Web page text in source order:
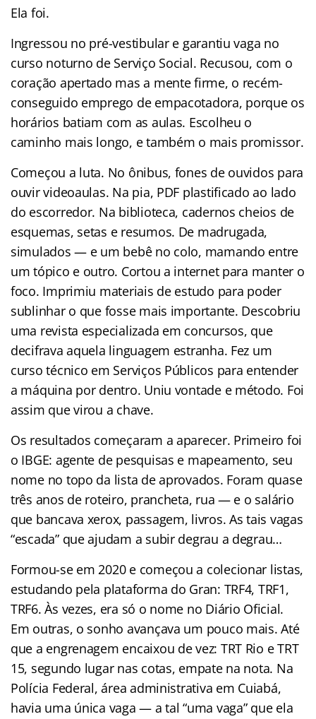
Ela foi.
Ingressou no pré-vestibular e garantiu vaga no
curso noturno de Serviço Social. Recusou, com o
coração apertado mas a mente firme, o recém-
conseguido emprego de empacotadora, porque os
horários batiam com as aulas. Escolheu o
caminho mais longo, e também o mais promissor.
Começou a luta. No ônibus, fones de ouvidos para
ouvir videoaulas. Na pia, PDF plastificado ao lado
do escorredor. Na biblioteca, cadernos cheios de
esquemas, setas e resumos. De madrugada,
simulados — e um bebê no colo, mamando entre
um tópico e outro. Cortou a internet para manter o
foco. Imprimiu materiais de estudo para poder
sublinhar o que fosse mais importante. Descobriu
uma revista especializada em concursos, que
decifrava aquela linguagem estranha. Fez um
curso técnico em Serviços Públicos para entender
a máquina por dentro. Uniu vontade e método. Foi
assim que virou a chave.
Os resultados começaram a aparecer. Primeiro foi
o IBGE: agente de pesquisas e mapeamento, seu
nome no topo da lista de aprovados. Foram quase
três anos de roteiro, prancheta, rua — e o salário
que bancava xerox, passagem, livros. As tais vagas
“escada” que ajudam a subir degrau a degrau…
Formou-se em 2020 e começou a colecionar listas,
estudando pela plataforma do Gran: TRF4, TRF1,
TRF6. Às vezes, era só o nome no Diário Oficial.
Em outras, o sonho avançava um pouco mais. Até
que a engrenagem encaixou de vez: TRT Rio e TRT
15, segundo lugar nas cotas, empate na nota. Na
Polícia Federal, área administrativa em Cuiabá,
havia uma única vaga — a tal “uma vaga” que ela